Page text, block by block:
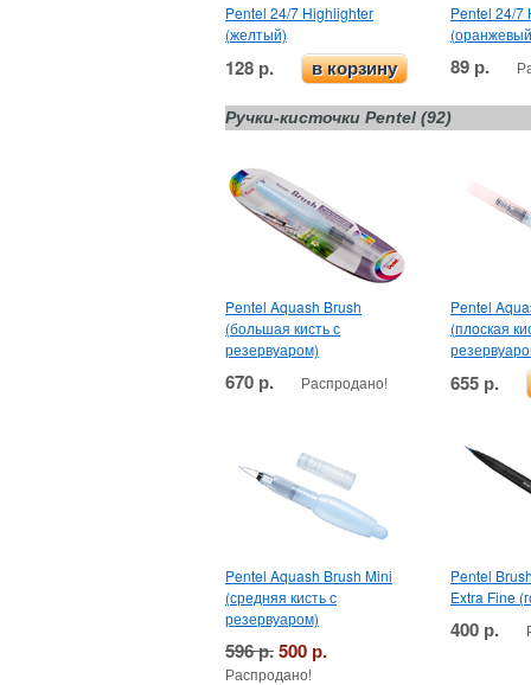
Pentel 24/7 Highlighter
(желтый)
128 р. в корзину
Pentel 24/7
89 р.
Ручки-кисточки Pentel (92)
Pentel Aquash Brush
(большая кисть с
резервуаром)
670 р. Распродано!
Pentel
(плоская
655 р.
Pentel Aquash Brush Mini
(средняя кисть с
резервуаром)
596 р.500 р.
Распродано!
Pentel
Extra Fine
400 р.